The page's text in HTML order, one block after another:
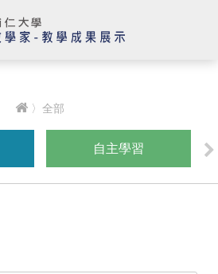
〉全部
自主學習